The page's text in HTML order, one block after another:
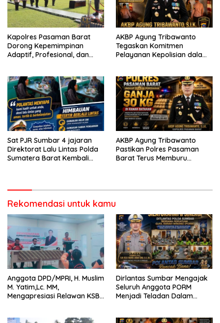
Kapolres Pasaman Barat
Dorong Kepemimpinan
Adaptif, Profesional, dan
AKBP Agung Tribawanto
Tegaskan Komitmen
Pelayanan Kepolisian dalam
Pasaman
Sat PJR Sumbar 4 jajaran
Direktorat Lalu Lintas Polda
Sumatera Barat Kembali
AKBP Agung Tribawanto
Pastikan Polres Pasaman
Barat Terus Memburu
Rekomendasi untuk kamu
Anggota DPD/MPRI, H. Muslim
M. Yatim,Lc. MM,
Mengapresiasi Relawan KSB
Dirlantas Sumbar Mengajak
Seluruh Anggota PORM
Menjadi Teladan Dalam